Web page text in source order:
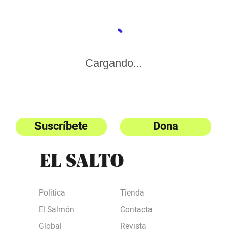
Cargando...
Suscríbete Dona
Política
El Salmón
Global
Tienda
Contacta
Revista